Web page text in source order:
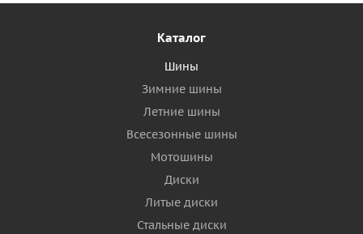
Каталог
Шины
Зимние шины
Летние шины
Всесезонные шины
Мотошины
Диски
Литые диски
Стальные диски